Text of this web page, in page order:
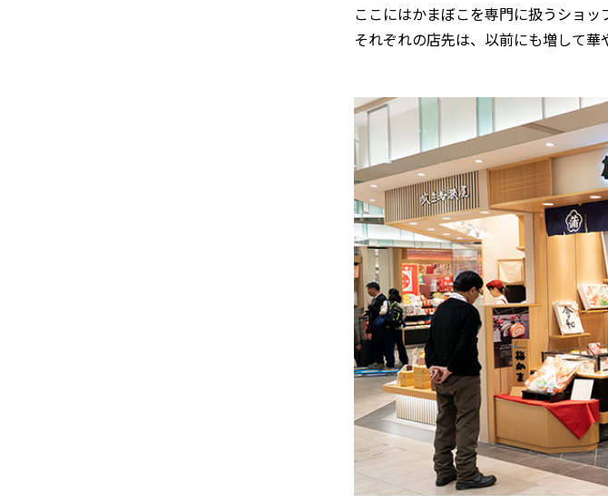
ここにはかまぼこを専門に扱うショッ
それぞれの店先は、以前にも増して華